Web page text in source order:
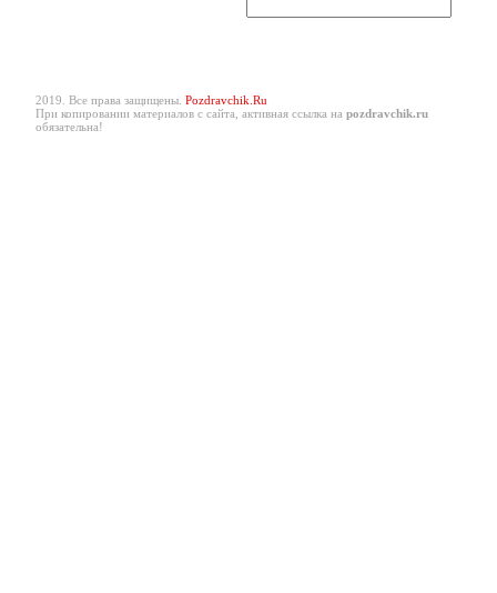
2019. Все права защищены. Pozdravchik.Ru
При копировании материалов с сайта, активная ссылка на pozdravchik.ru
обязательна!